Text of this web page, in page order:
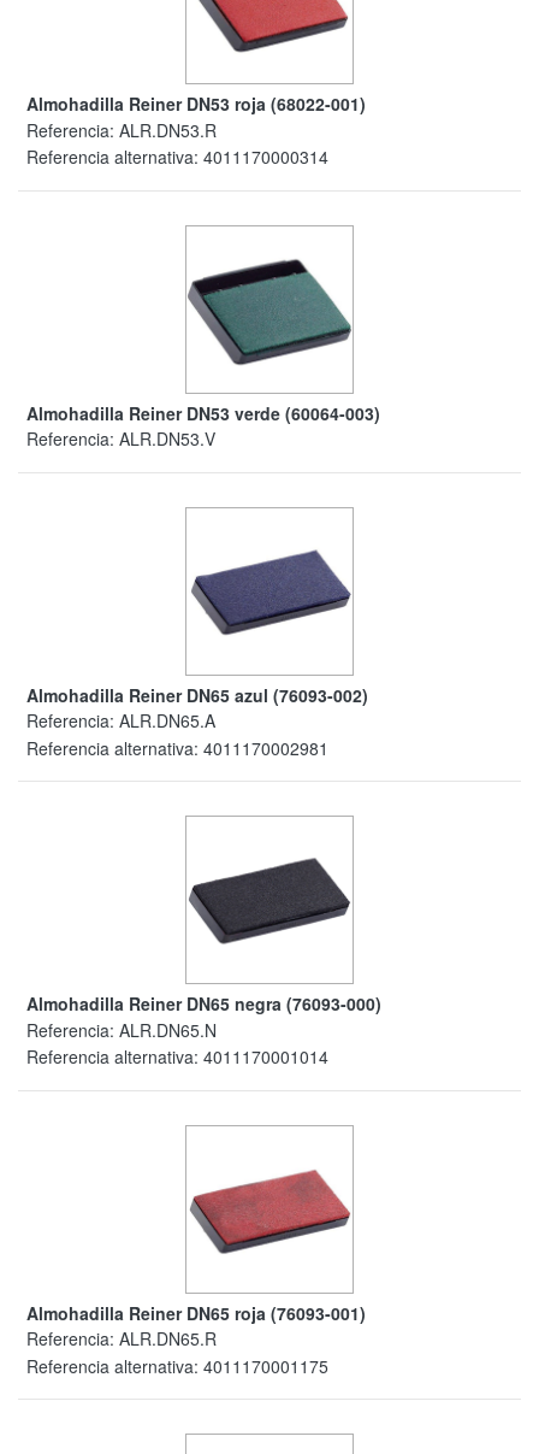
Almohadilla Reiner DN53 roja (68022-001)
Referencia: ALR.DN53.R
Referencia alternativa: 4011170000314
Almohadilla Reiner DN53 verde (60064-003)
Referencia: ALR.DN53.V
Almohadilla Reiner DN65 azul (76093-002)
Referencia: ALR.DN65.A
Referencia alternativa: 4011170002981
Almohadilla Reiner DN65 negra (76093-000)
Referencia: ALR.DN65.N
Referencia alternativa: 4011170001014
Almohadilla Reiner DN65 roja (76093-001)
Referencia: ALR.DN65.R
Referencia alternativa: 4011170001175